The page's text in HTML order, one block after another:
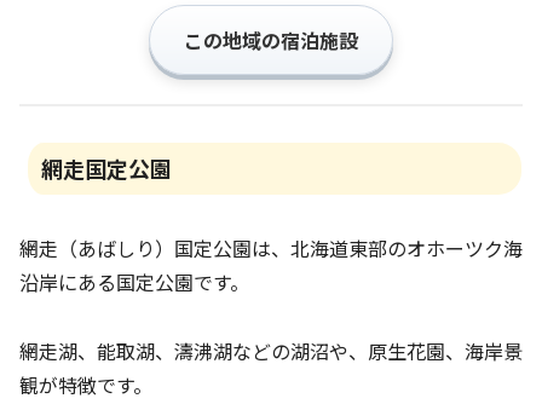
この地域の宿泊施設
網走国定公園
網走（あばしり）国定公園は、北海道東部のオホーツク海
沿岸にある国定公園です。
網走湖、能取湖、濤沸湖などの湖沼や、原生花園、海岸景
観が特徴です。